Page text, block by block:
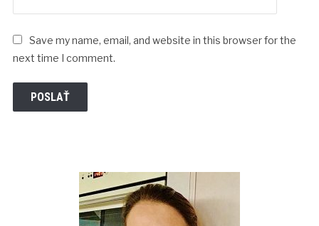
Save my name, email, and website in this browser for the
next time I comment.